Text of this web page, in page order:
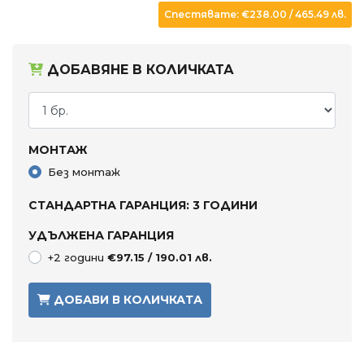
Спестявате: €238.00 / 465.49 лв.
ДОБАВЯНЕ В КОЛИЧКАТА
МОНТАЖ
Без монтаж
СТАНДАРТНА ГАРАНЦИЯ: 3 ГОДИНИ
УДЪЛЖЕНА ГАРАНЦИЯ
+2 години €97.15 / 190.01 лв.
ДОБАВИ В КОЛИЧКАТА